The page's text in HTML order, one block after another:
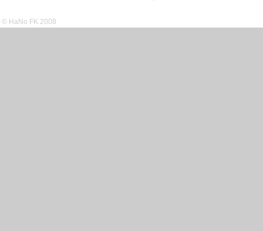
© HaNo FK 2008